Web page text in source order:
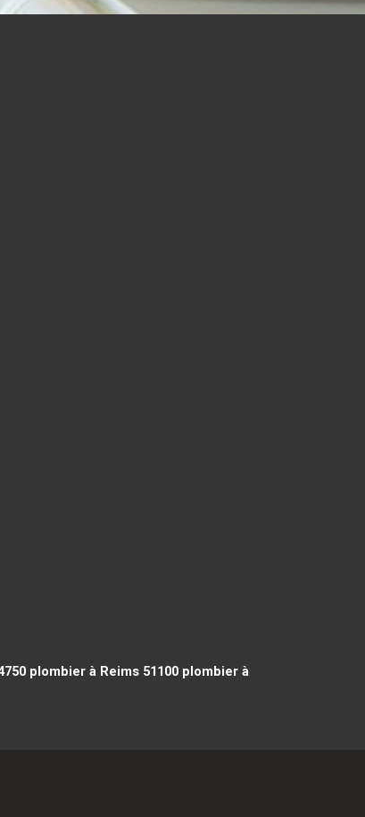
plombier à Reims 51100plombier à